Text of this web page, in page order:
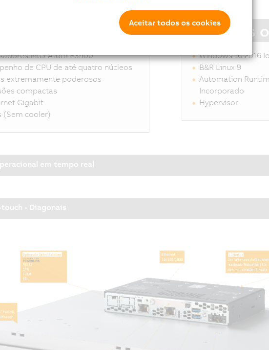
Intel Atom E3900
de CPU de até quatro núcleos
extremamente poderosos
compactas
Gigabit
(Sem cooler)
Sistemas
Windows 10 2016
B&R Linux 9
Automation
Incorporado
Hypervisor
em tempo real
- Diagonais
Aceitar todos os cookies